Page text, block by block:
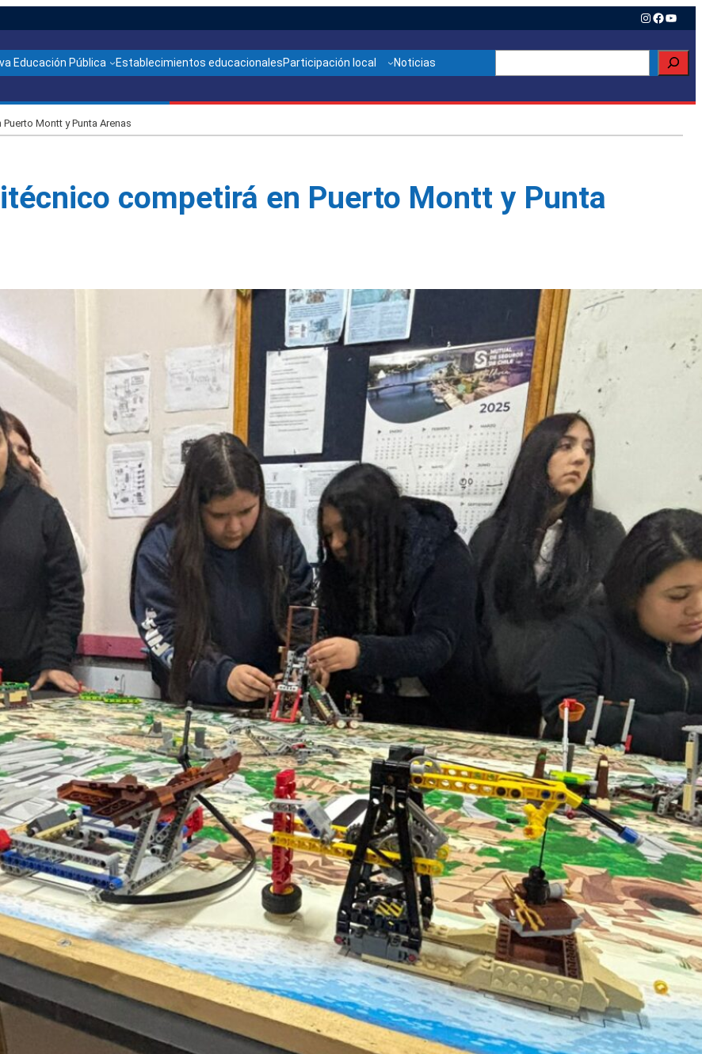
Instagram
Educación Pública Establecimientos educacionalesParticipación local Noticias
Buscar
Montt y Punta Arenas
competirá en Puerto Montt y Punta
Otras noticias relacionadas
SLEP Chiloé entrega
tablets para fortalecer el
trabajo pedagógico
escolares recrearán la
Batalla de Ahui
SLEP Chiloé activa
promoción de la Salud en
establecimientos a
través de alianza con
Autoridad Sanitaria